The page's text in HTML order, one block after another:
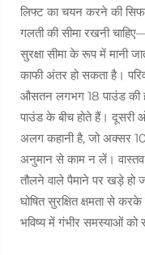
लिफ्ट का चयन करने की
गलती की सीमा रखनी
सुरक्षा सीमा के रूप में मानी
काफी अंतर हो सकता है।
औसतन लगभग 18 पाउंड की
पाउंड के बीच होते हैं। दूसरी
अलग कहानी है, जो अक्सर
अनुमान से काम न लें।
तौलने वाले पैमाने पर खड़े हो
घोषित सुरक्षित क्षमता से
भविष्य में गंभीर समस्याओं को